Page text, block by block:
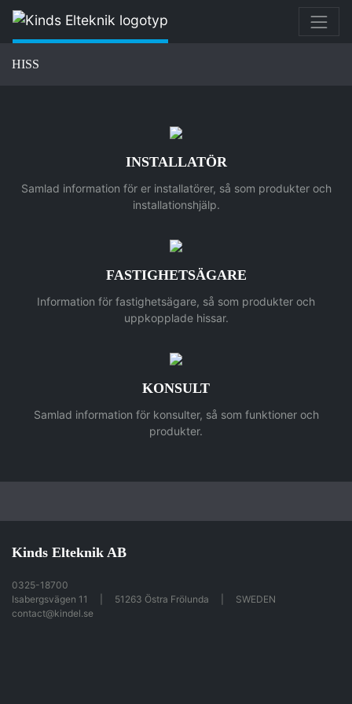
HISS
INSTALLATÖR
Samlad information för er installatörer, så som produkter och
installationshjälp.
FASTIGHETSÄGARE
Information för fastighetsägare, så som produkter och
uppkopplade hissar.
KONSULT
Samlad information för konsulter, så som funktioner och
produkter.
Kinds Elteknik AB
0325-18700
Isabergsvägen 11
51263 Östra Frölunda
SWEDEN
contact@kindel.se